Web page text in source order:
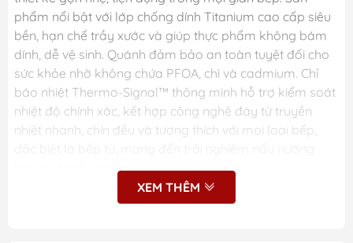
phẩm nổi bật với lớp chống dính Titanium cao cấp siêu
bền, hạn chế trầy xước và giúp thực phẩm không bám
dính, dễ vệ sinh. Quánh đảm bảo an toàn tuyệt đối cho
sức khỏe nhờ không chứa PFOA, chì và cadmium. Chỉ
báo nhiệt Thermo-Signal™ thông minh hỗ trợ kiểm soát
nhiệt độ chính xác, kết hợp công nghệ đáy từ truyền
nhiệt nhanh, chín đều và tương thích với mọi loại bếp,
hiệu quả mỗi ngày.
XEM THÊM